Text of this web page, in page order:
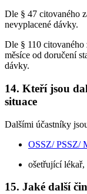
Dle § 47 citovaného
nevyplacené dávky.
Dle § 110 citovaného
měsíce od doručení
dávky.
14. Kteří jsou
situace
Dalšími účastníky
OSSZ/ PSSZ/
ošetřující
15. Jaké další